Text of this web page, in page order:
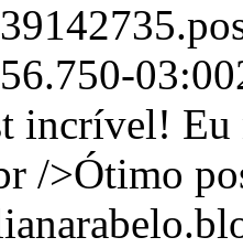
03:00
incrível! Eu
/>Ótimo